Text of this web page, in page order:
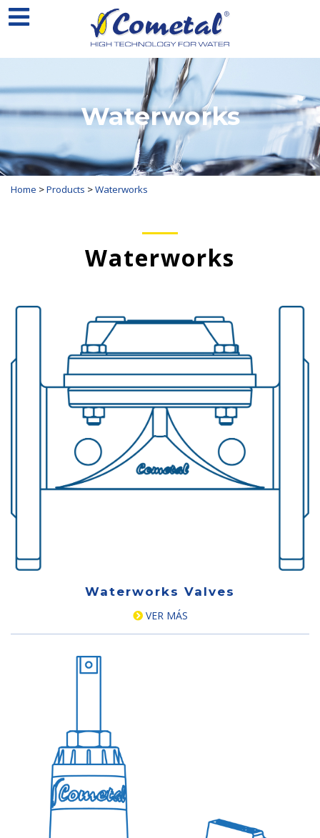
Waterworks
Home >Products >Waterworks
Waterworks
Waterworks Valves
VER MÁS